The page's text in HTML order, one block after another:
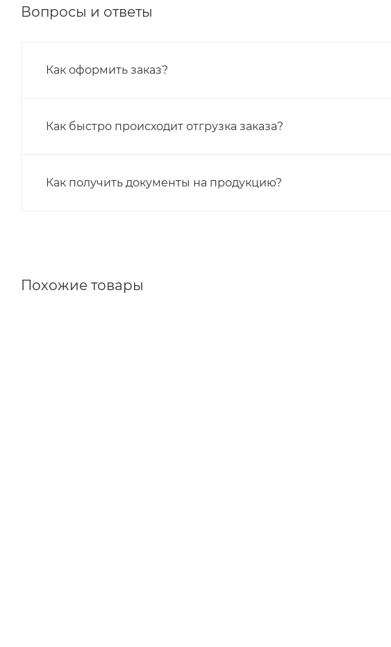
Вопросы и ответы
Как оформить заказ?
Как быстро происходит отгрузка заказа?
Как получить документы на продукцию?
Похожие товары